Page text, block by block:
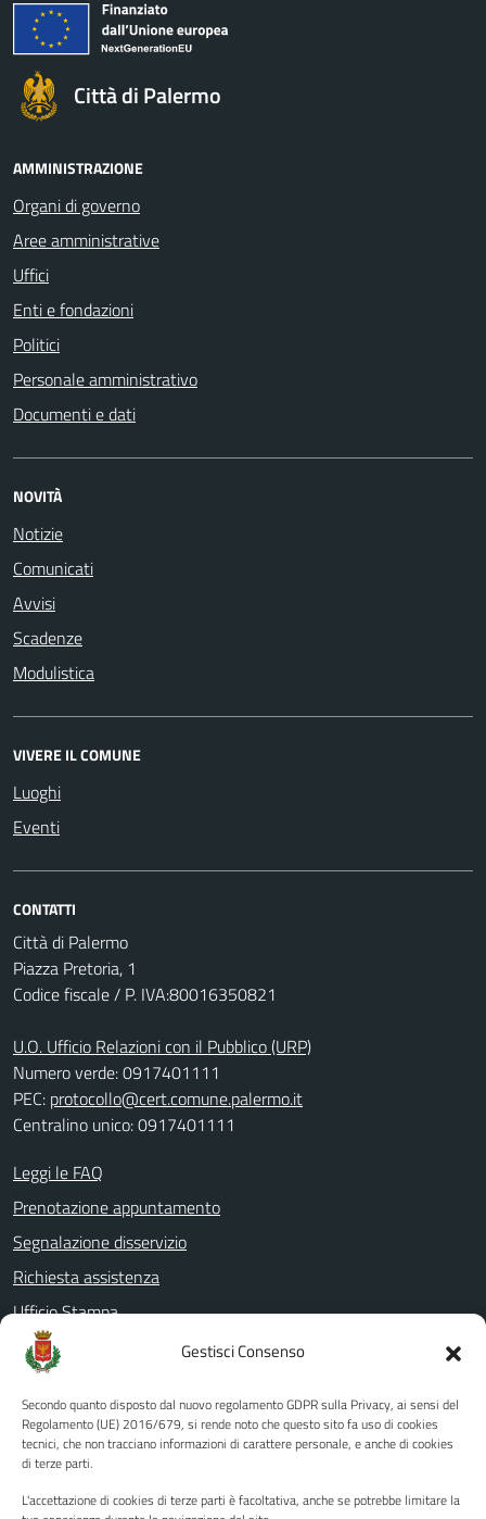
Gestisci Consenso
Secondo quanto disposto dal nuovo regolamento GDPR sulla Privacy, ai sensi del
Regolamento (UE) 2016/679, si rende noto che questo sito fa uso di cookies
tecnici, che non tracciano informazioni di carattere personale, e anche di cookies
di terze parti.
L'accettazione di cookies di terze parti è facoltativa, anche se potrebbe limitare la
Città di Palermo
AMMINISTRAZIONE
Organi di governo
Aree amministrative
Uffici
Enti e fondazioni
Politici
Personale amministrativo
Documenti e dati
NOVITÀ
Notizie
Comunicati
Avvisi
Scadenze
Modulistica
VIVERE IL COMUNE
Luoghi
Eventi
CONTATTI
Città di Palermo
Piazza Pretoria, 1
Codice fiscale / P. IVA:80016350821
U.O. Ufficio Relazioni con il Pubblico (URP)
Numero verde: 0917401111
PEC: protocollo@cert.comune.palermo.it
Centralino unico: 0917401111
Leggi le FAQ
Prenotazione appuntamento
Segnalazione disservizio
Richiesta assistenza
Ufficio Stampa
Amministrazione Trasparente
Albo pretorio
Informativa privacy
Note legali